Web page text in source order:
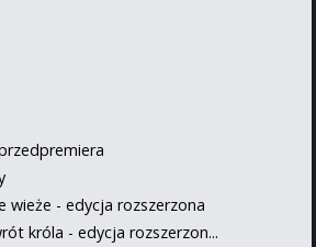
wieże - edycja rozszerzona
króla - edycja rozszerzon...